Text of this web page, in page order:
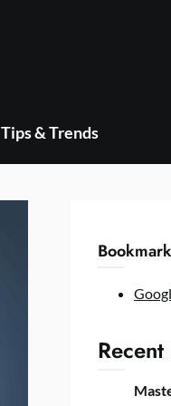
Tips & Trends
Recent